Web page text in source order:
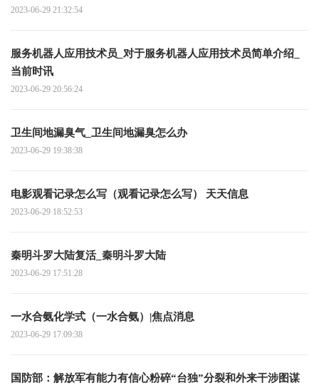
2023-06-29 21:32:54
服务机器人应用技术员_对于服务机器人应用技术员简单介绍_
当前时讯
2023-06-29 20:56:24
卫生间地漏臭气_卫生间地漏臭怎么办
2023-06-29 19:38:38
电影观看记录怎么写（观看记录怎么写） 天天信息
2023-06-29 18:52:53
秦明斗罗大陆复活_秦明斗罗大陆
2023-06-29 17:51:28
一水合氨化学式（一水合氨）|焦点消息
2023-06-29 17:09:38
国防部：解放军有能力有信心粉碎“台独”分裂和外来干涉图谋